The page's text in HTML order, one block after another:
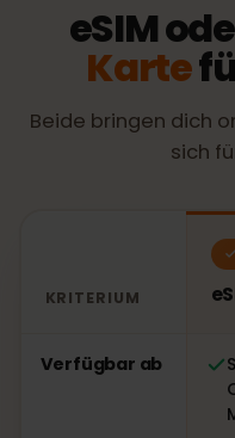
eSIM
Karte
Beide bringen dich
sich
KRITERIUM
Verfügbar ab